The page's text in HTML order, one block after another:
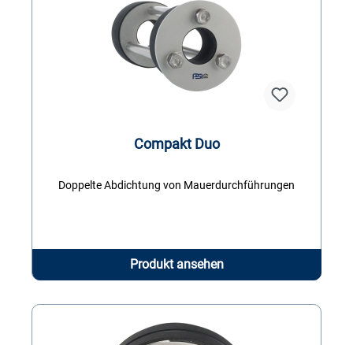
Compakt Duo
Doppelte Abdichtung von Mauerdurchführungen
Produkt ansehen